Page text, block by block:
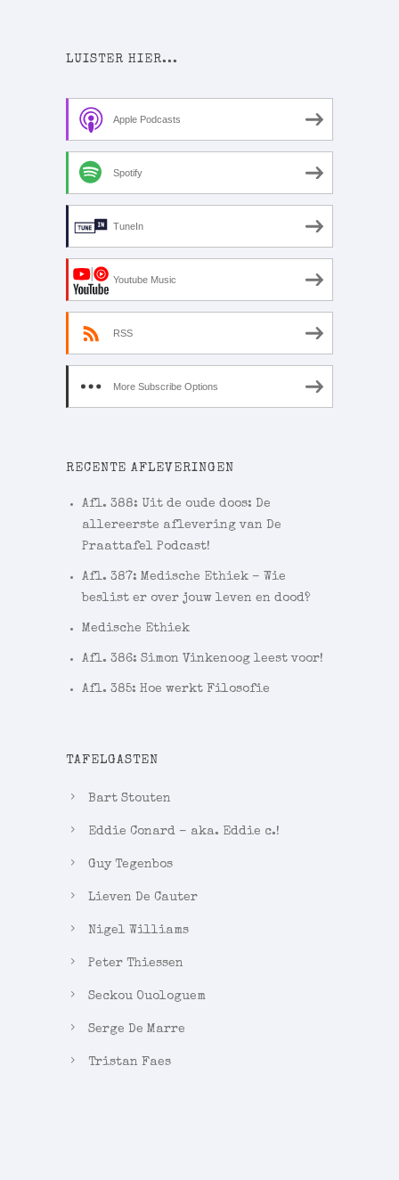
LUISTER HIER...
Apple Podcasts
Spotify
TuneIn
Youtube Music
RSS
More Subscribe Options
RECENTE AFLEVERINGEN
Afl. 388: Uit de oude doos: De
allereerste aflevering van De
Praattafel Podcast!
Afl. 387: Medische Ethiek – Wie
beslist er over jouw leven en dood?
Medische Ethiek
Afl. 386: Simon Vinkenoog leest voor!
Afl. 385: Hoe werkt Filosofie
TAFELGASTEN
Bart Stouten
Eddie Conard – aka. Eddie c.!
Guy Tegenbos
Lieven De Cauter
Nigel Williams
Peter Thiessen
Seckou Ouologuem
Serge De Marre
Tristan Faes